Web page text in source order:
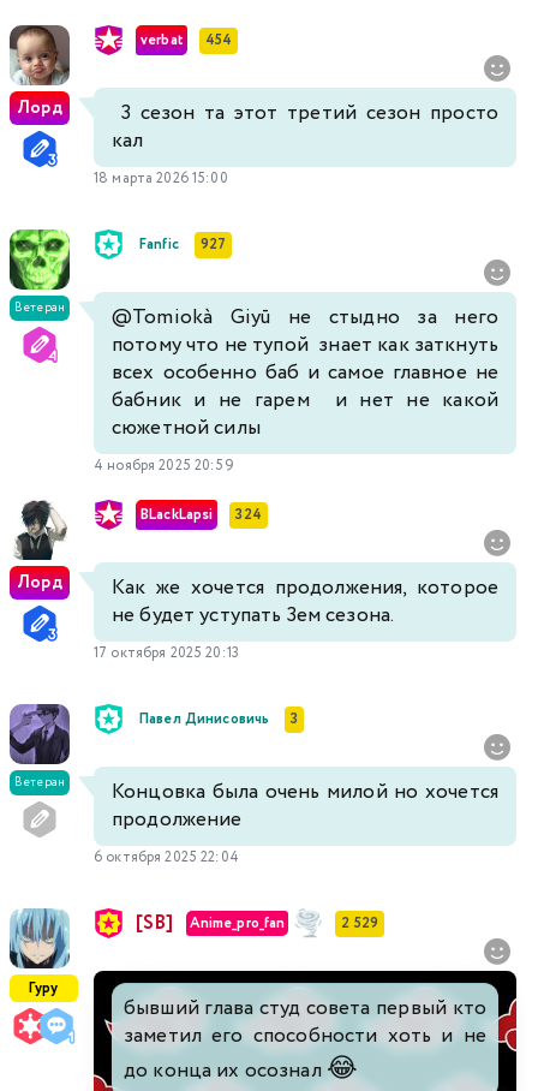
Лорд
verbat 454
3 сезон та этот третий сезон просто
кал
18 марта 2026 15:00
Ветеран
Fanfic 927
@Tomiokà Giyū не стыдно за него
потому что не тупой знает как заткнуть
всех особенно баб и самое главное не
бабник и не гарем и нет не какой
сюжетной силы
4 ноября 2025 20:59
Лорд
BLackLapsi 324
Как же хочется продолжения, которое
не будет уступать 3ем сезона.
17 октября 2025 20:13
Ветеран
Павел Динисовичь 3
Концовка была очень милой но хочется
продолжение
6 октября 2025 22:04
Гуру
[SB] Anime_pro_fan 2 529
бывший глава студ совета первый кто
заметил его способности хоть и не
до конца их осознал 😂